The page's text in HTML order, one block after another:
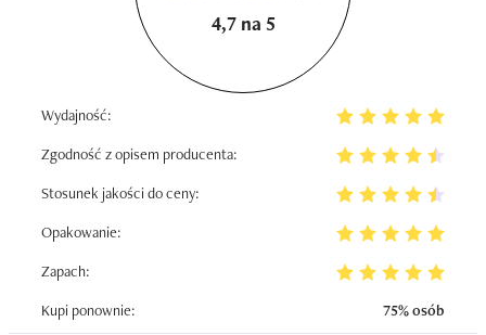
4,7 na 5
Wydajność:
Zgodność z opisem producenta:
Stosunek jakości do ceny:
Opakowanie:
Zapach:
Kupi ponownie:
75% osób